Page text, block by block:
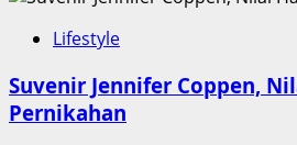
Lifestyle
Suvenir Jennifer Coppen,
Pernikahan